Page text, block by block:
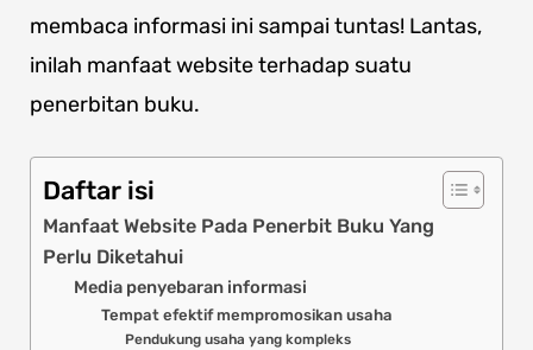
membaca informasi ini sampai tuntas! Lantas,
inilah manfaat website terhadap suatu
penerbitan buku.
Daftar isi
Manfaat Website Pada Penerbit Buku Yang
Perlu Diketahui
Media penyebaran informasi
Tempat efektif mempromosikan usaha
Pendukung usaha yang kompleks